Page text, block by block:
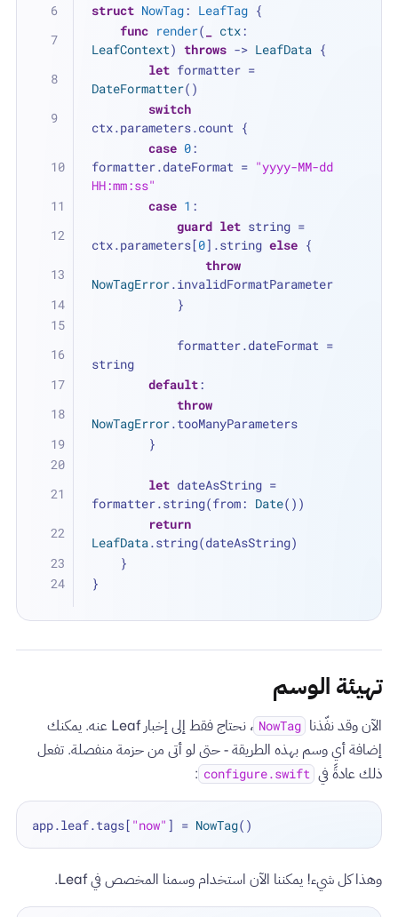
struct NowTag: LeafTag {
func render( ctx
LeafContext) throws -> LeafData {
let formatter =
DateFormatter()
switch
ctx.parameters.count {
case 0:
formatter.dateFormat = "yyyy-MM-dd
HH:mm:ss"
case 1 :
guard let string =
ctx.parameters[0].string else {
throw
NowTagError.invalidFormatParameter
            }
            formatter.dateFormat
=
string
default:
throw
NowTagError.tooManyParameters
        }
let dateAsString =
formatter.string(from: Date())
return
LeafData.string(dateAsString)
    }
}
تهيئة الوسم
الآن وقد نفّذنا NowTag
، نحتاج فقط إلى إخبار Leaf عنه. يمكنك
إضافة أي وسم بهذه الطريقة - حتى لو أتى من حزمة منفصلة. تفعل
ذلك عادةً في configure.swift
:
app.leaf.tags[ "now" ] = NowTag
وهذا كل شيء! يمكننا الآن استخدام وسمنا المخصص في Leaf.